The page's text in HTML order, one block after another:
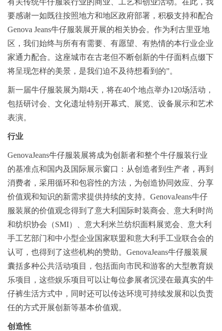
要感谢一如既往按照地方和地区政府部署，积极支持和配合
Genova Jeans牛仔服装展开展的相关协会。作为利古里亚地
区，我们始终与所有有需要、有愿望、有热情的本行业企业
家通力配合。这座城市在古老但不断创新的牛仔面料点缀下
将呈现怎样的美景，是我们迫不及待想看到的”。
新一届牛仔服装展为期4天，将在40个地点举办120场活动，
包括研讨会、文化遗址特别开幕式、展览、设备展示和艺术
表演。
行业
GenovaJeans牛仔服装展将成为创新者和整个牛仔服装行业
的基准点和国内及国际展示窗口：从创造者到生产者，再到
消费者，采用循环和包容性的方法，为创造协同效应、分享
价值观和知识的新需求提供持续的支持。GenovaJeans牛仔
服装展的价值观念得到了意大利国际时装商会、意大利时尚
和纺织协会（SMI）、意大利米兰纺织面料展览会、意大利
手工艺部门和中小型企业国家联盟和意大利手工业联合会的
认可，也得到了这些机构的赞助。GenovaJeans牛仔服装展
囊括多种公共活动项目，包括面向市民和游客的大型教育娱
乐项目，这些娱乐项目可以让每位参展者沉浸在最真实的牛
仔裤生活方式中，同时还可以传达环境可持续发展和以负责
任的方式开展创新等基本价值观。
创造性